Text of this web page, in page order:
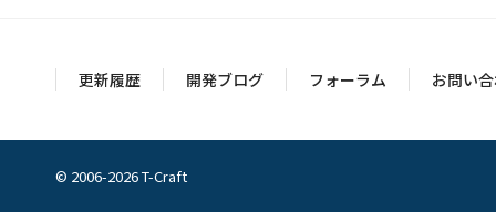
更新履歴 開発ブログ フォーラム お問い
© 2006-2026 T-Craft